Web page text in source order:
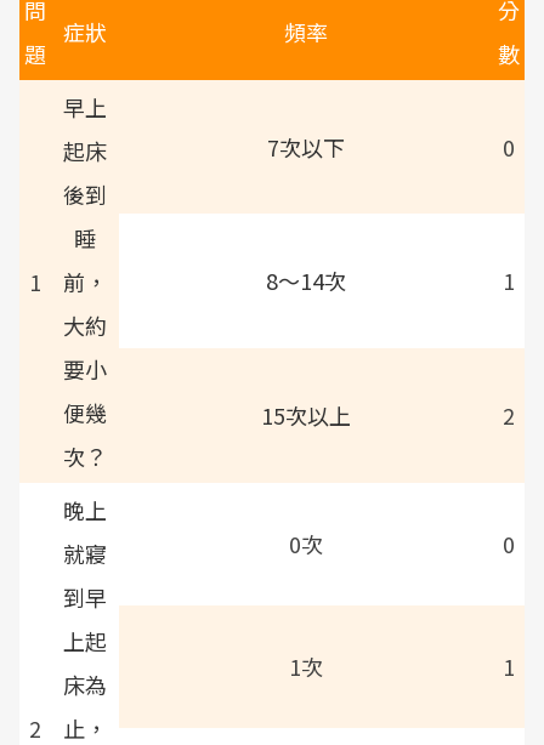
問
題
症狀 頻率
分
數
1
早上
起床
後到
睡
前，
大約
要小
便幾
次？
7次以下 0
8～14次 1
15次以上 2
2
晚上
就寢
到早
上起
床為
止，
0次 0
1次 1